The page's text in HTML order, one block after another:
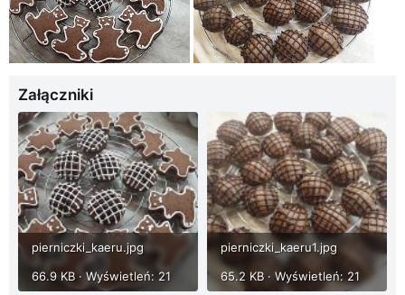
Załączniki
pierniczki_kaeru.jpg
66.9 KB · Wyświetleń: 21
pierniczki_kaeru1.jpg
65.2 KB · Wyświetleń: 21